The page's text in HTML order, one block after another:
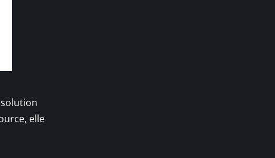
solution
elle